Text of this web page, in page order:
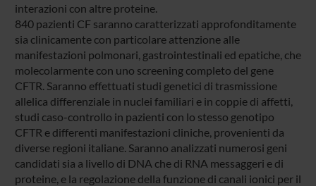
interazioni con altre proteine.
840 pazienti CF saranno caratterizzati approfonditamente
sia clinicamente con particolare attenzione alle
manifestazioni polmonari, gastrointestinali ed epatiche, che
molecolarmente con uno screening completo del gene
CFTR. Saranno effettuati studi genetici di trasmissione
allelica differenziale in nuclei familiari e in coppie di affetti,
studi caso-controllo in pazienti con lo stesso genotipo
CFTR e differenti manifestazioni cliniche, provenienti da
diverse regioni italiane. Saranno analizzati numerosi geni
candidati sia a livello di DNA che di RNA messaggeri e di
proteine, e la regolazione della funzione di canali ionici per il